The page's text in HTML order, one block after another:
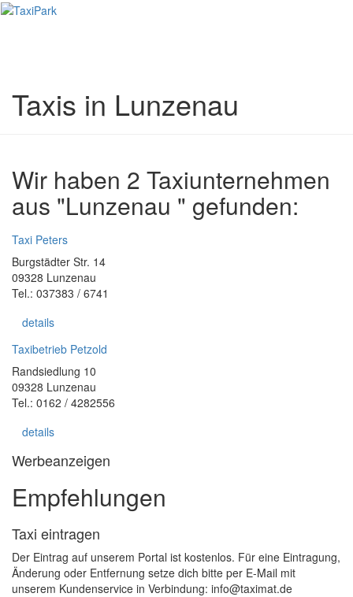
Taxis in Lunzenau
Wir haben 2 Taxiunternehmen
aus "Lunzenau " gefunden:
Taxi Peters
Burgstädter Str. 14
09328 Lunzenau
Tel.: 037383 / 6741
details
Taxibetrieb Petzold
Randsiedlung 10
09328 Lunzenau
Tel.: 0162 / 4282556
details
Werbeanzeigen
Empfehlungen
Taxi eintragen
Der Eintrag auf unserem Portal ist kostenlos. Für eine Eintragung,
Änderung oder Entfernung setze dich bitte per E-Mail mit
unserem Kundenservice in Verbindung: info@taximat.de